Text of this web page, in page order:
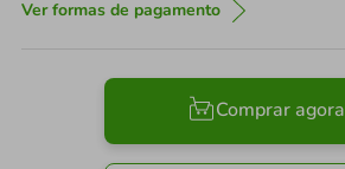
Ver formas de pagamento
Comprar agora